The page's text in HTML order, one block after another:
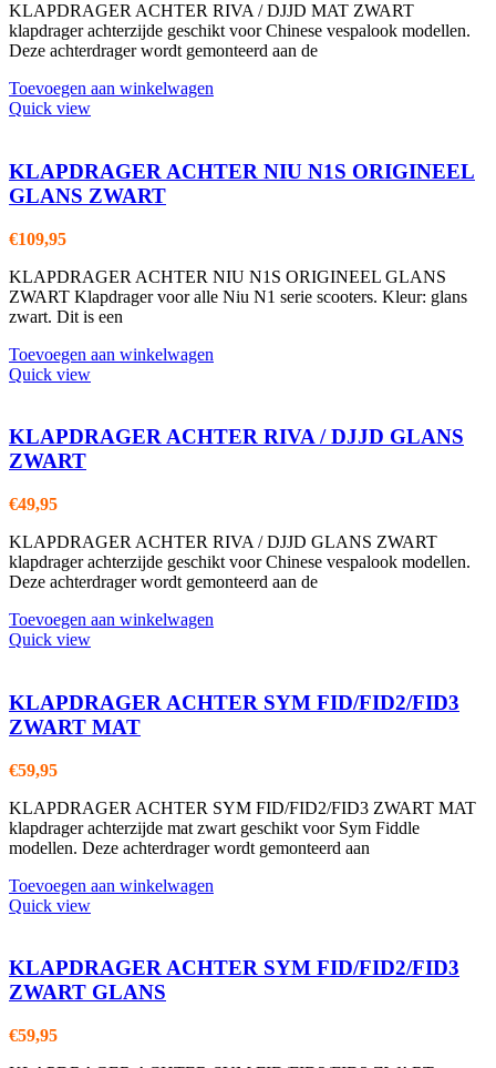
KLAPDRAGER ACHTER RIVA / DJJD MAT ZWART
klapdrager achterzijde geschikt voor Chinese vespalook modellen.
Deze achterdrager wordt gemonteerd aan de
Toevoegen aan winkelwagen
Quick view
KLAPDRAGER ACHTER NIU N1S ORIGINEEL
GLANS ZWART
€109,95
KLAPDRAGER ACHTER NIU N1S ORIGINEEL GLANS
ZWART Klapdrager voor alle Niu N1 serie scooters. Kleur: glans
zwart. Dit is een
Toevoegen aan winkelwagen
Quick view
KLAPDRAGER ACHTER RIVA / DJJD GLANS
ZWART
€49,95
KLAPDRAGER ACHTER RIVA / DJJD GLANS ZWART
klapdrager achterzijde geschikt voor Chinese vespalook modellen.
Deze achterdrager wordt gemonteerd aan de
Toevoegen aan winkelwagen
Quick view
KLAPDRAGER ACHTER SYM FID/FID2/FID3
ZWART MAT
€59,95
KLAPDRAGER ACHTER SYM FID/FID2/FID3 ZWART MAT
klapdrager achterzijde mat zwart geschikt voor Sym Fiddle
modellen. Deze achterdrager wordt gemonteerd aan
Toevoegen aan winkelwagen
Quick view
KLAPDRAGER ACHTER SYM FID/FID2/FID3
ZWART GLANS
€59,95